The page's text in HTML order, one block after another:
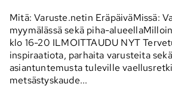
Mitä: Varuste.netin EräpäiväMissä:
myymälässä sekä piha-
klo 16-20 ILMOITTAUDU NYT
inspiraatiota, parhaita varusteita
asiantuntemusta tuleville
metsästyskaude...